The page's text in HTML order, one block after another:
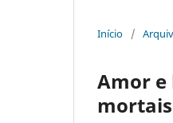
Início /
Amor e
mortais